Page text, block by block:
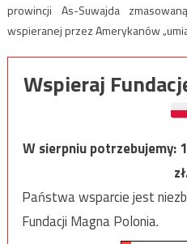
prowincji As-Suwajda
wspieranej przez Amerykanów
Wspieraj
W sierpniu potrzebujemy:
Państwa wsparcie jest
Fundacji Magna Polonia.